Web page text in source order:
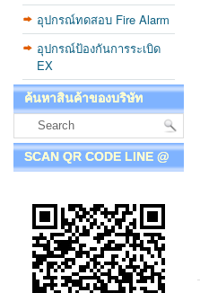
อุปกรณ์ทดสอบ Fire Alarm
อุปกรณ์ป้องกันการระเบิด
EX
ค้นหาสินค้าของบริษัท
SCAN QR CODE LINE @